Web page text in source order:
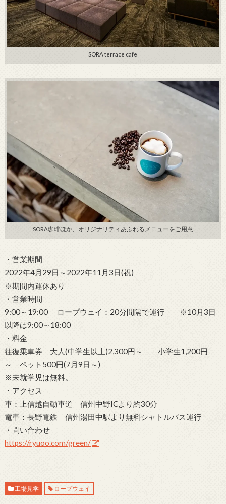
SORA terrace cafe
SORA珈琲ほか、オリジナリティあふれるメニューをご用意
・営業期間
2022年4月29日～2022年11月3日(祝)
※期間内運休あり
・営業時間
9:00～19:00 ロープウェイ：20分間隔で運行 ※10月3日
以降は9:00～18:00
・料金
往復乗車券 大人(中学生以上)2,300円～ 小学生1,200円
～ ペット500円(7月9日～)
※未就学児は無料。
・アクセス
車：上信越自動車道 信州中野ICより約30分
電車：長野電鉄 信州湯田中駅より無料シャトルバス運行
・問い合わせ
https://ryuoo.com/green/
工場見学 ロープウェイ